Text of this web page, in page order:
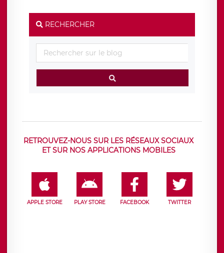
RECHERCHER
RETROUVEZ-NOUS SUR LES RÉSEAUX SOCIAUX
ET SUR NOS APPLICATIONS MOBILES
APPLE STORE PLAY STORE FACEBOOK TWITTER